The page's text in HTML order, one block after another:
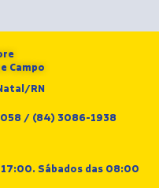
Campo
RN
/ (84) 3086-1938
Sábados das 08:00